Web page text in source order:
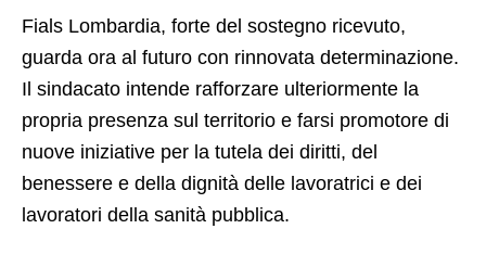
Fials Lombardia, forte del sostegno ricevuto,
guarda ora al futuro con rinnovata determinazione.
Il sindacato intende rafforzare ulteriormente la
propria presenza sul territorio e farsi promotore di
nuove iniziative per la tutela dei diritti, del
benessere e della dignità delle lavoratrici e dei
lavoratori della sanità pubblica.